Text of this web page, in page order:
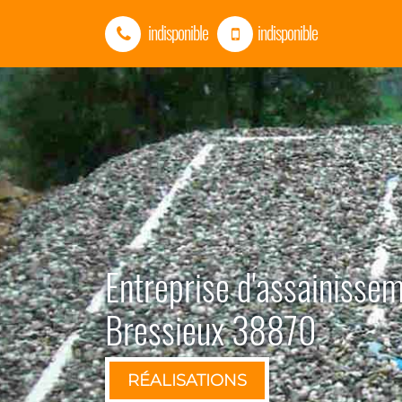
indisponible indisponible
Entreprise
Bressieux 38870
RÉALISATIONS